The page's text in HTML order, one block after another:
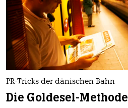
PR-Tricks der dänischen Bahn
Die Goldesel-Methode